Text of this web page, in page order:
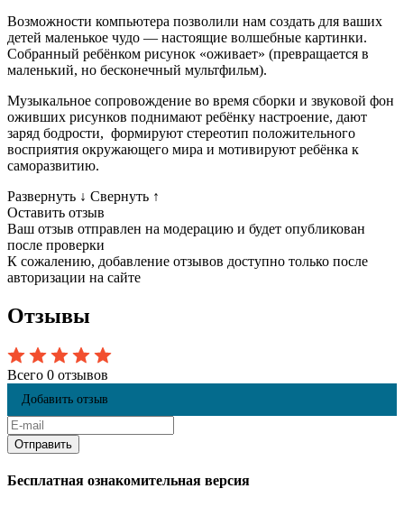
Возможности компьютера позволили нам создать для ваших
детей маленькое чудо — настоящие волшебные картинки.
Собранный ребёнком рисунок «оживает» (превращается в
маленький, но бесконечный мультфильм).
Музыкальное сопровождение во время сборки и звуковой фон
оживших рисунков поднимают ребёнку настроение, дают
заряд бодрости, формируют стереотип положительного
восприятия окружающего мира и мотивируют ребёнка к
саморазвитию.
Развернуть ↓ Свернуть ↑
Оставить отзыв
Ваш отзыв отправлен на модерацию и будет опубликован
после проверки
К сожалению, добавление отзывов доступно только после
авторизации на сайте
Отзывы
Всего 0 отзывов
Добавить отзыв
Бесплатная ознакомительная версия